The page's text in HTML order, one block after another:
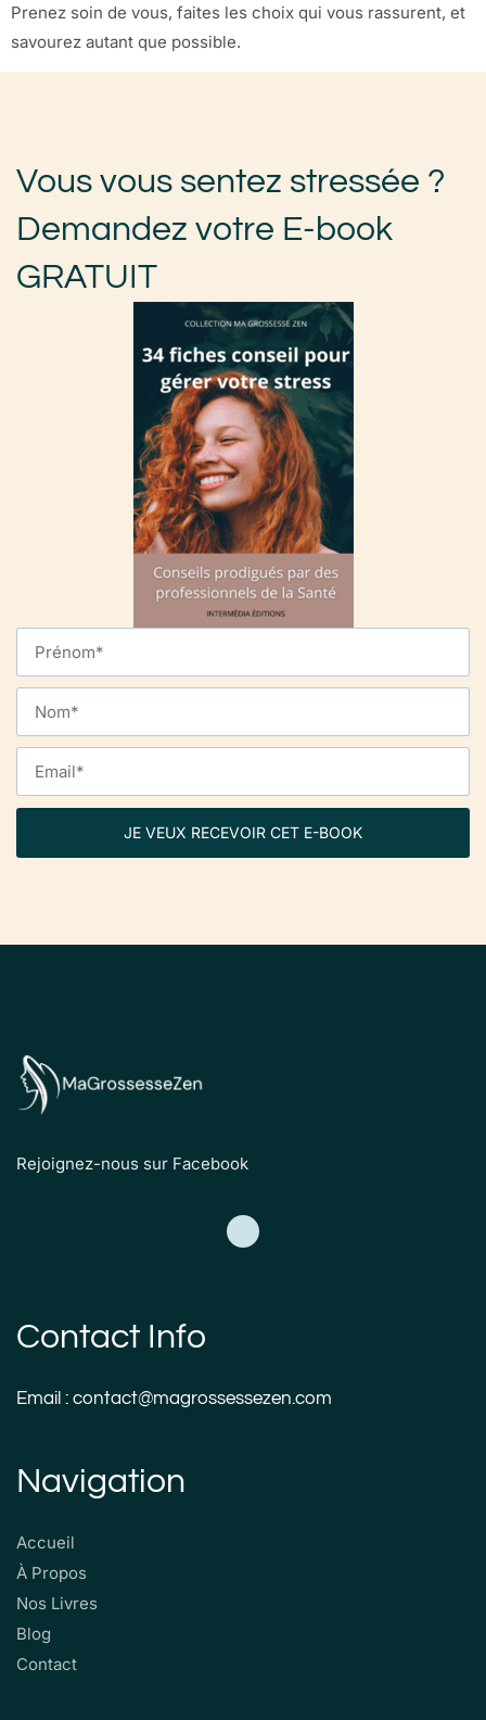
Prenez soin de vous, faites les choix qui vous rassurent, et
savourez autant que possible.
Vous vous sentez stressée ?
Demandez votre E-book
GRATUIT
JE VEUX RECEVOIR CET E-BOOK
Rejoignez-nous sur Facebook
Contact Info
Email : contact@magrossessezen.com
Navigation
Accueil
À Propos
Nos Livres
Blog
Contact